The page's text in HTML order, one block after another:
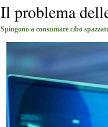
Il problema
Spingono a consumare cibo